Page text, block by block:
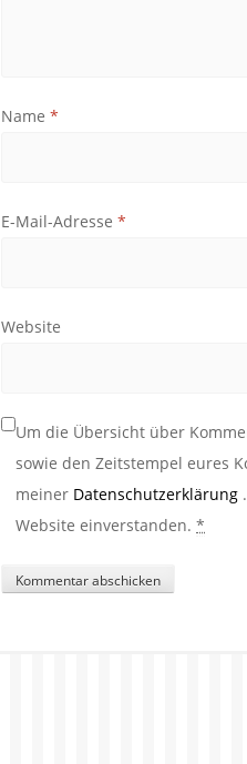
Name *
E-Mail-Adresse *
Website
Um die Übersicht über
sowie den Zeitstempel eures
meiner Datenschutzerklärung
Website einverstanden. *